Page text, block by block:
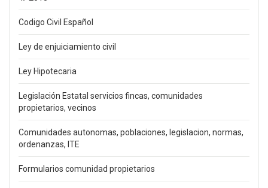
Codigo Civil Español
Ley de enjuiciamiento civil
Ley Hipotecaria
Legislación Estatal servicios fincas, comunidades
propietarios, vecinos
Comunidades autonomas, poblaciones, legislacion, normas,
ordenanzas, ITE
Formularios comunidad propietarios